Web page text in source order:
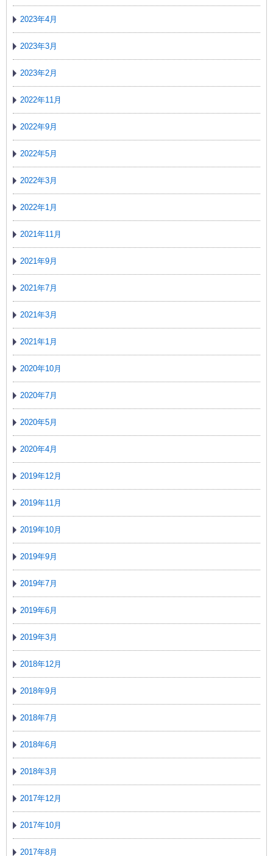
2023年4月
2023年3月
2023年2月
2022年11月
2022年9月
2022年5月
2022年3月
2022年1月
2021年11月
2021年9月
2021年7月
2021年3月
2021年1月
2020年10月
2020年7月
2020年5月
2020年4月
2019年12月
2019年11月
2019年10月
2019年9月
2019年7月
2019年6月
2019年3月
2018年12月
2018年9月
2018年7月
2018年6月
2018年3月
2017年12月
2017年10月
2017年8月